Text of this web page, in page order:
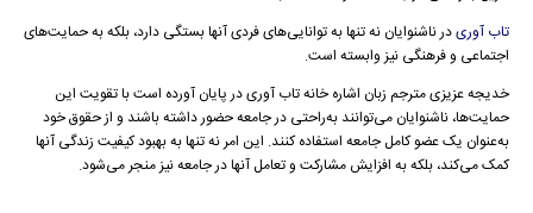
تاب آوریدر ناشنوایان نه تنها به توانایی‌های فردی آنها بستگی دارد، بلکه به حمایت‌های
اجتماعی و فرهنگی نیز وابسته است.
خدیجه عزیزی مترجم زبان اشاره خانه تاب آوری در پایان آورده است با تقویت این
حمایت‌ها، ناشنوایان می‌توانند به‌راحتی در جامعه حضور داشته باشند و از حقوق خود
به‌عنوان یک عضو کامل جامعه استفاده کنند. این امر نه تنها به بهبود کیفیت زندگی آنها
کمک می‌کند، بلکه به افزایش مشارکت و تعامل آنها در جامعه نیز منجر می‌شود.